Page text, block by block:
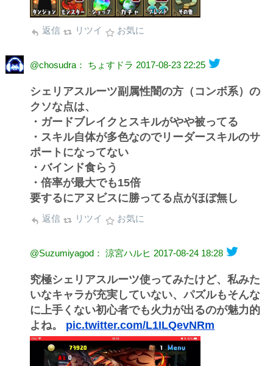
返信 リツイ お気に
@chosudra： ちょすドラ 2017-08-23 22:25
シェリアスルーツ副属性闇の方（コンボ系）の
クソな点は、
・ガードブレイクとスキルがやや被ってる
・スキル自体が多色なのでリーダースキルのサ
ポートになってない
・バインド食らう
・倍率が最大でも15倍
要するにアヌビスに勝ってる点がほぼ無し
返信 リツイ お気に
@Suzumiyagod： 涼宮ハルヒ 2017-08-24 18:28
究極シェリアスルーツ使ってみたけど、私みた
いなキャラが充実していない、パズルもそんな
に上手くない初心者でも火力が出るのが魅力的
よね。 pic.twitter.com/L1ILQevNRm